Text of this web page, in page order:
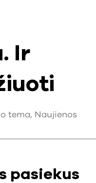
Ir
tema, Naujienos
pasiekus